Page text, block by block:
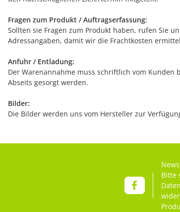
Fragen zum Produkt / Auftragserfassung:
Sollten sie Fragen zum Produkt haben, rufen Sie
Adressangaben, damit wir die Frachtkosten
Anfuhr / Entladung:
Der Warenannahme muss schriftlich vom Kunden
Abseits gesorgt werden.
Bilder:
Die Bilder werden uns vom Hersteller zur
Bitte